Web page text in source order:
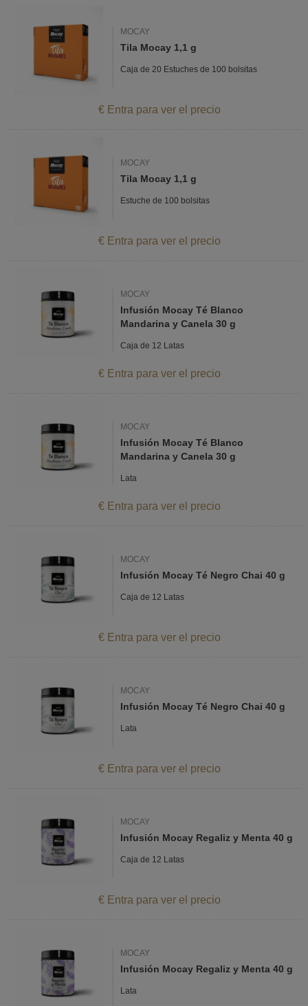
MOCAY
Tila Mocay 1,1 g
Caja de 20 Estuches de 100 bolsitas
€ Entra para ver el precio
MOCAY
Tila Mocay 1,1 g
Estuche de 100 bolsitas
€ Entra para ver el precio
MOCAY
Infusión Mocay Té Blanco
Mandarina y Canela 30 g
Caja de 12 Latas
€ Entra para ver el precio
MOCAY
Infusión Mocay Té Blanco
Mandarina y Canela 30 g
Lata
€ Entra para ver el precio
MOCAY
Infusión Mocay Té Negro Chai 40 g
Caja de 12 Latas
€ Entra para ver el precio
MOCAY
Infusión Mocay Té Negro Chai 40 g
Lata
€ Entra para ver el precio
MOCAY
Infusión Mocay Regaliz y Menta 40 g
Caja de 12 Latas
€ Entra para ver el precio
MOCAY
Infusión Mocay Regaliz y Menta 40 g
Lata